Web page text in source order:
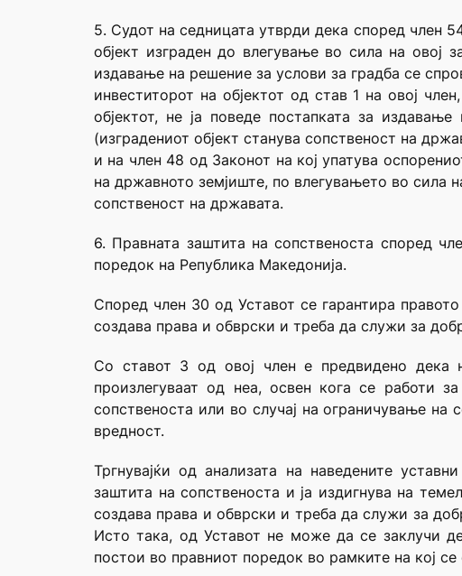
5. Судот на седницата утврди дека според член
објект изграден до влегување во сила на овој
издавање на решение за услови за градба се
инвеститорот на објектот од став 1 на овој
објектот, не ја поведе постапката за
(изградениот објект станува сопственост на
и на член 48 од Законот на кој упатува
на државното земјиште, по влегувањето во сила
сопственост на државата.
6. Правната заштита на сопственоста според
поредок на Република Македонија.
Според член 30 од Уставот се гарантира
создава права и обврски и треба да служи за
Со ставот 3 од овој член е предвидено дека
произлегуваат од неа, освен кога се работи
сопственоста или во случај на ограничување
вредност.
Тргнувајќи од анализата на наведените
заштита на сопственоста и ја издигнува на
создава права и обврски и треба да служи за
Исто така, од Уставот не може да се заклучи
постои во правниот поредок во рамките на кој